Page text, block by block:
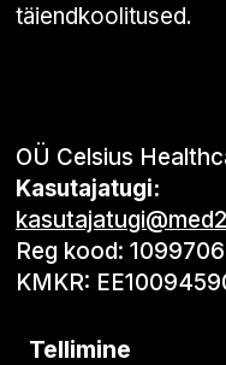
täiendkoolitused.
OÜ Celsius
Kasutajatugi:
Reg kood:
KMKR:
Tellimine